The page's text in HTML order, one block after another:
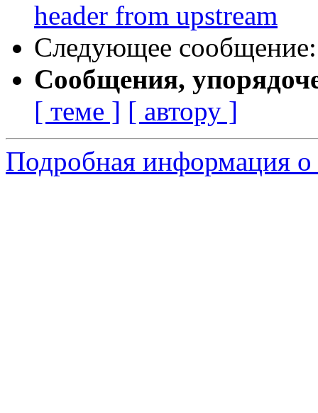
header from upstream
Следующее
Сообщения,
[ теме ] [ автору ]
Подробная информация